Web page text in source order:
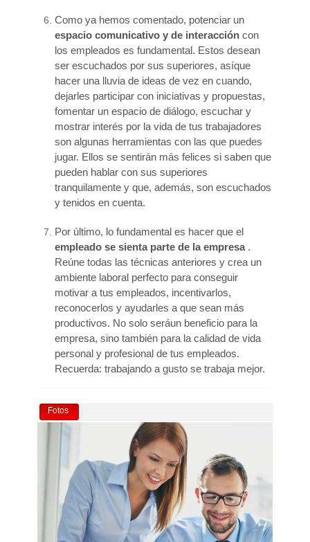
Como ya hemos comentado, potenciar un
espacio comunicativo y de interacción con
los empleados es fundamental. Estos desean
ser escuchados por sus superiores, asíque
hacer una lluvia de ideas de vez en cuando,
dejarles participar con iniciativas y propuestas,
fomentar un espacio de diálogo, escuchar y
mostrar interés por la vida de tus trabajadores
son algunas herramientas con las que puedes
jugar. Ellos se sentirán más felices si saben que
pueden hablar con sus superiores
tranquilamente y que, además, son escuchados
y tenidos en cuenta.
Por último, lo fundamental es hacer que el
empleado se sienta parte de la empresa.
Reúne todas las técnicas anteriores y crea un
ambiente laboral perfecto para conseguir
motivar a tus empleados, incentivarlos,
reconocerlos y ayudarles a que sean más
productivos. No solo seráun beneficio para la
empresa, sino también para la calidad de vida
personal y profesional de tus empleados.
Recuerda: trabajando a gusto se trabaja mejor.
Fotos